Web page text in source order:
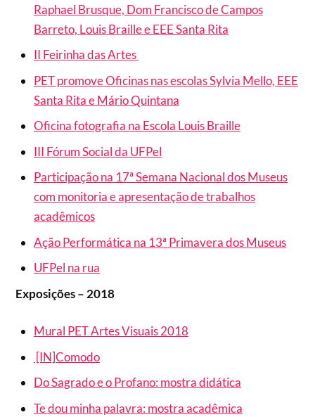
Raphael Brusque, Dom Francisco de Campos
Barreto, Louis Braille e EEE Santa Rita
II Feirinha das Artes
PET promove Oficinas nas escolas Sylvia Mello, EEE
Santa Rita e Mário Quintana
Oficina fotografia na Escola Louis Braille
III Fórum Social da UFPel
Participação na 17ª Semana Nacional dos Museus
com monitoria e apresentação de trabalhos
acadêmicos
Ação Performática na 13ª Primavera dos Museus
UFPel na rua
Exposições – 2018
Mural PET Artes Visuais 2018
[IN]Comodo
Do Sagrado e o Profano: mostra didática
Te dou minha palavra: mostra acadêmica